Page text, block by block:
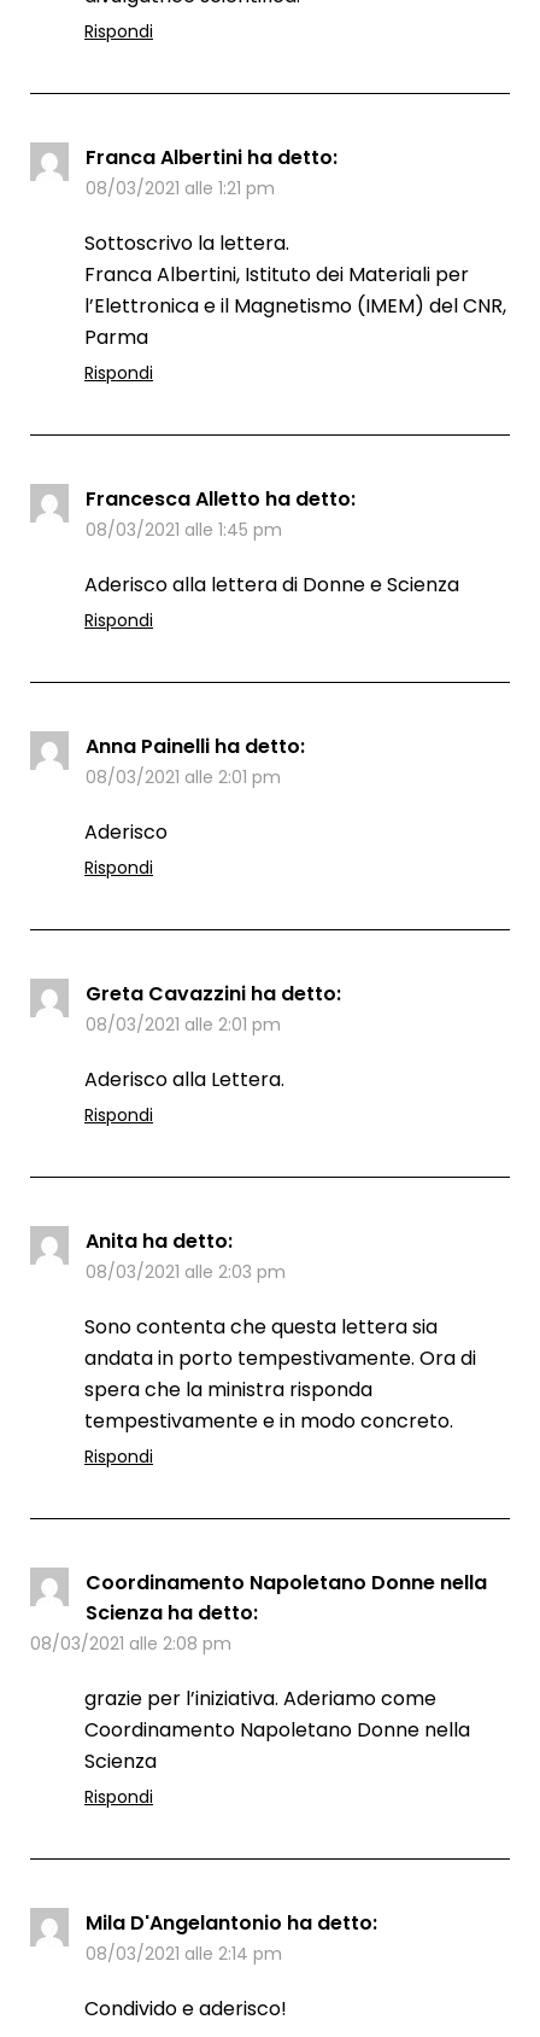
Rispondi
Franca Albertini ha detto:
08/03/2021 alle 1:21 pm
Sottoscrivo la lettera.
Franca Albertini, Istituto dei Materiali per
l’Elettronica e il Magnetismo (IMEM) del CNR,
Parma
Rispondi
Francesca Alletto ha detto:
08/03/2021 alle 1:45 pm
Aderisco alla lettera di Donne e Scienza
Rispondi
Anna Painelli ha detto:
08/03/2021 alle 2:01 pm
Aderisco
Rispondi
Greta Cavazzini ha detto:
08/03/2021 alle 2:01 pm
Aderisco alla Lettera.
Rispondi
Anita ha detto:
08/03/2021 alle 2:03 pm
Sono contenta che questa lettera sia
andata in porto tempestivamente. Ora di
spera che la ministra risponda
tempestivamente e in modo concreto.
Rispondi
Coordinamento Napoletano Donne nella
Scienza ha detto:
08/03/2021 alle 2:08 pm
grazie per l’iniziativa. Aderiamo come
Coordinamento Napoletano Donne nella
Scienza
Rispondi
Mila D'Angelantonio ha detto:
08/03/2021 alle 2:14 pm
Condivido e aderisco!